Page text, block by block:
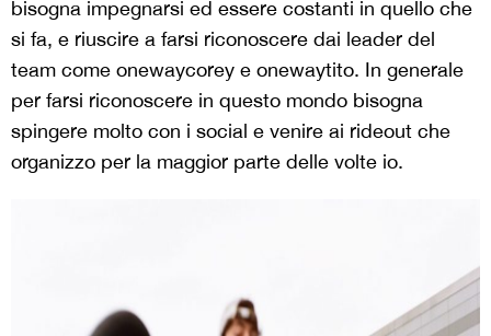
bisogna impegnarsi ed essere costanti in quello che
si fa, e riuscire a farsi riconoscere dai leader del
team come onewaycorey e onewaytito. In generale
per farsi riconoscere in questo mondo bisogna
spingere molto con i social e venire ai rideout che
organizzo per la maggior parte delle volte io.